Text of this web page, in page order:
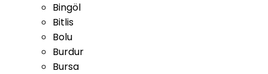
Bingöl
Bitlis
Bolu
Burdur
Bursa